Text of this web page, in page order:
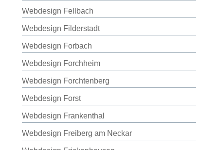
Webdesign Fellbach
Webdesign Filderstadt
Webdesign Forbach
Webdesign Forchheim
Webdesign Forchtenberg
Webdesign Forst
Webdesign Frankenthal
Webdesign Freiberg am Neckar